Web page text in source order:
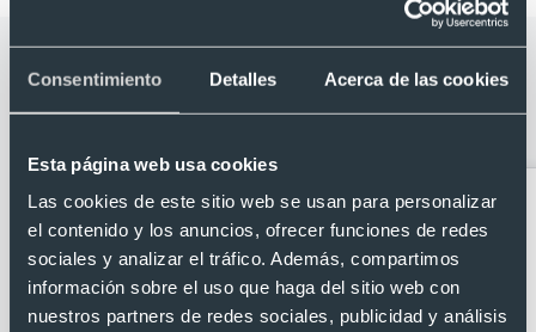
Consentimiento Detalles Acerca de las cookies
Esta página web usa cookies
Las cookies de este sitio web se usan para personalizar
el contenido y los anuncios, ofrecer funciones de redes
sociales y analizar el tráfico. Además, compartimos
información sobre el uso que haga del sitio web con
nuestros partners de redes sociales, publicidad y análisis
Categorías relacionadas con Llavero